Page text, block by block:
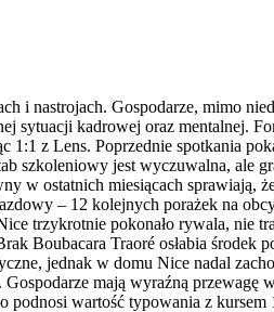
i nastrojach. Gospodarze, mimo
kadrowej oraz mentalnej.
z Lens. Poprzednie spotkania
szkoleniowy jest wyczuwalna, ale
w ostatnich miesiącach sprawiają,
– 12 kolejnych porażek na
trzykrotnie pokonało rywala, nie
Boubacara Traoré osłabia
jednak w domu Nice nadal
mają wyraźną przewagę
podnosi wartość typowania z kursem